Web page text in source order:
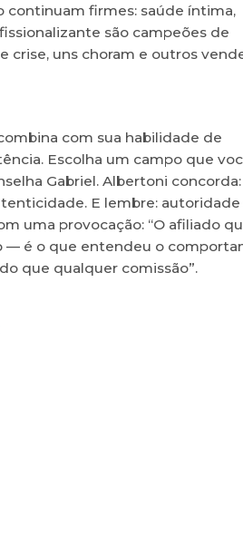
continuam firmes: saúde íntima,
são campeões de
crise, uns choram e outros
com sua habilidade de
Escolha um campo que
Gabriel. Albertoni concorda:
E lembre: autoridade
uma provocação: “O afiliado
— é o que entendeu o
que qualquer comissão”.